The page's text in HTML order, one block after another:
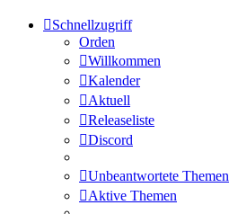
Schnellzugriff
Orden
Willkommen
Kalender
Aktuell
Releaseliste
Discord
Unbeantwortete Themen
Aktive Themen